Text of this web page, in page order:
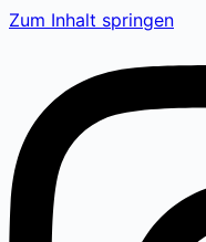
Zum Inhalt springen